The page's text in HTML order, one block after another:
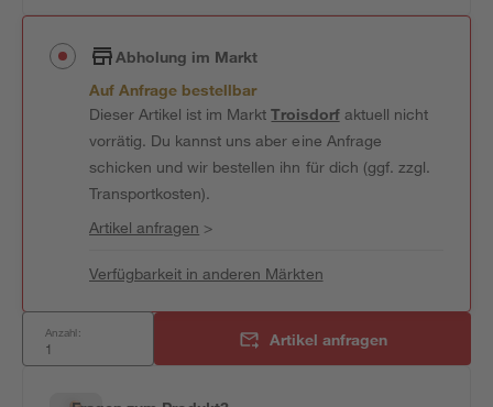
Abholung im Markt
Auf Anfrage bestellbar
Dieser Artikel ist im MarktTroisdorfaktuell nicht
vorrätig. Du kannst uns aber eine Anfrage
schicken und wir bestellen ihn für dich (ggf. zzgl.
Transportkosten).
Artikel anfragen >
Verfügbarkeit in anderen Märkten
Anzahl: Artikel anfragen